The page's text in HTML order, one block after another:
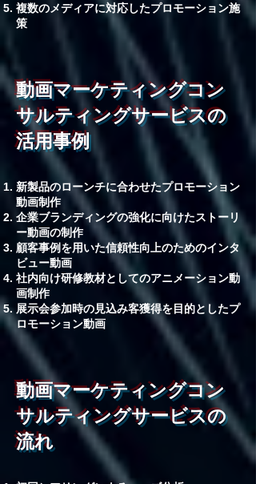
複数のメディアに対応したプロモーション施
策
動画マーケティングコン
サルティングサービスの
活用事例
新製品のローンチに合わせたプロモーション
動画制作
企業ブランディングの強化に向けたストーリ
ー動画の制作
顧客事例を用いた信頼性向上のためのインタ
ビュー動画
社内向け研修教材としてのアニメーション動
画制作
展示会参加時の見込み客獲得を目的としたプ
ロモーション動画
動画マーケティングコン
サルティングサービスの
流れ